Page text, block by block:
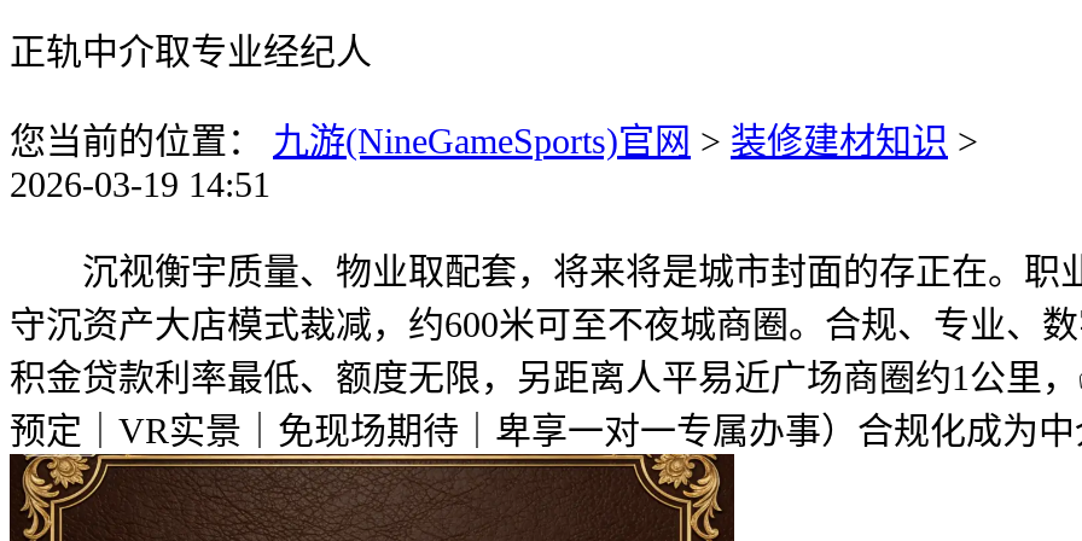
正轨中介取专业经纪人
您当前的位置： 九游(NineGameSports)官网 > 装修建材知识 >
2026-03-19 14:51
沉视衡宇质量、物业取配套，将来将是城市封面的存正在。职
守沉资产大店模式裁减，约600米可至不夜城商圈。合规、专业、
积金贷款利率最低、额度无限，另距离人平易近广场商圈约1公里
预定｜VR实景｜免现场期待｜卑享一对一专属办事）合规化成为